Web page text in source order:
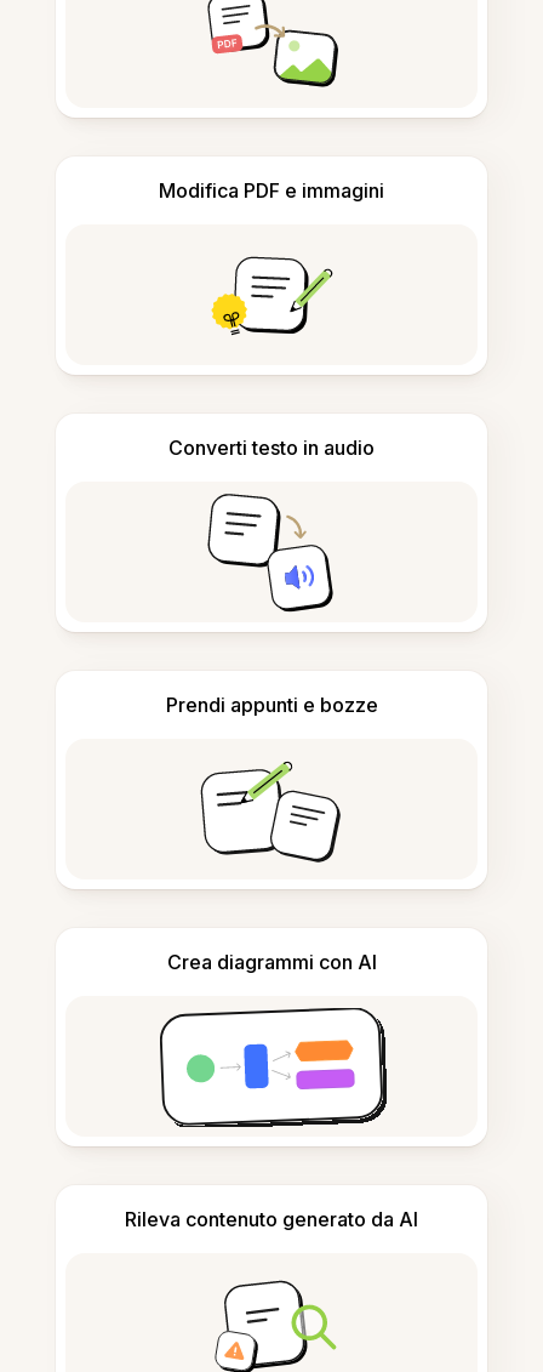
Modifica PDF e immagini
Converti testo in audio
Prendi appunti e bozze
Crea diagrammi con AI
Rileva contenuto generato da AI